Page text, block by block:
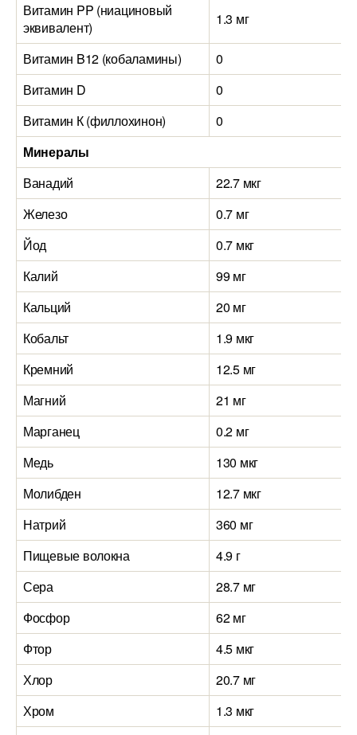
Витамин PP (ниациновый
эквивалент)
1.3 мг
Витамин B12 (кобаламины)
0
Витамин D
0
Витамин К (филлохинон)
0
Минералы
Ванадий
22.7 мкг
Железо
0.7 мг
Йод
0.7 мкг
Калий
99 мг
Кальций
20 мг
Кобальт
1.9 мкг
Кремний
12.5 мг
Магний
21 мг
Марганец
0.2 мг
Медь
130 мкг
Молибден
12.7 мкг
Натрий
360 мг
Пищевые волокна
4.9 г
Сера
28.7 мг
Фосфор
62 мг
Фтор
4.5 мкг
Хлор
20.7 мг
Хром
1.3 мкг